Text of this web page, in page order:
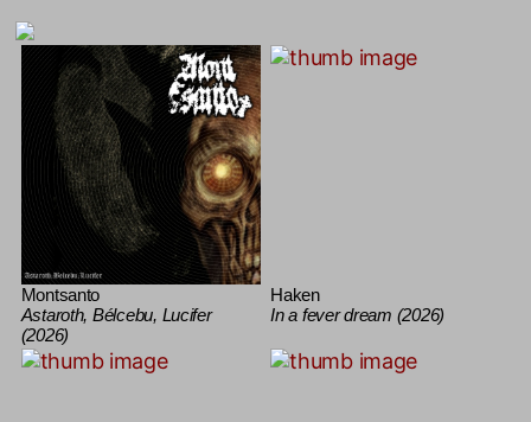
Montsanto
Astaroth, Bélcebu, Lucifer
(2026)
Haken
In a fever dream (2026)